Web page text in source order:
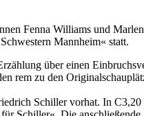
Fenna Williams und
Mannheim« statt.
über einen
rem zu den
Schiller vorhat. In